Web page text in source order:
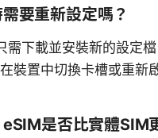
要重新設定嗎？
需下載並安裝新的設定
裝置中切換卡槽或重新
是否比實體SIM